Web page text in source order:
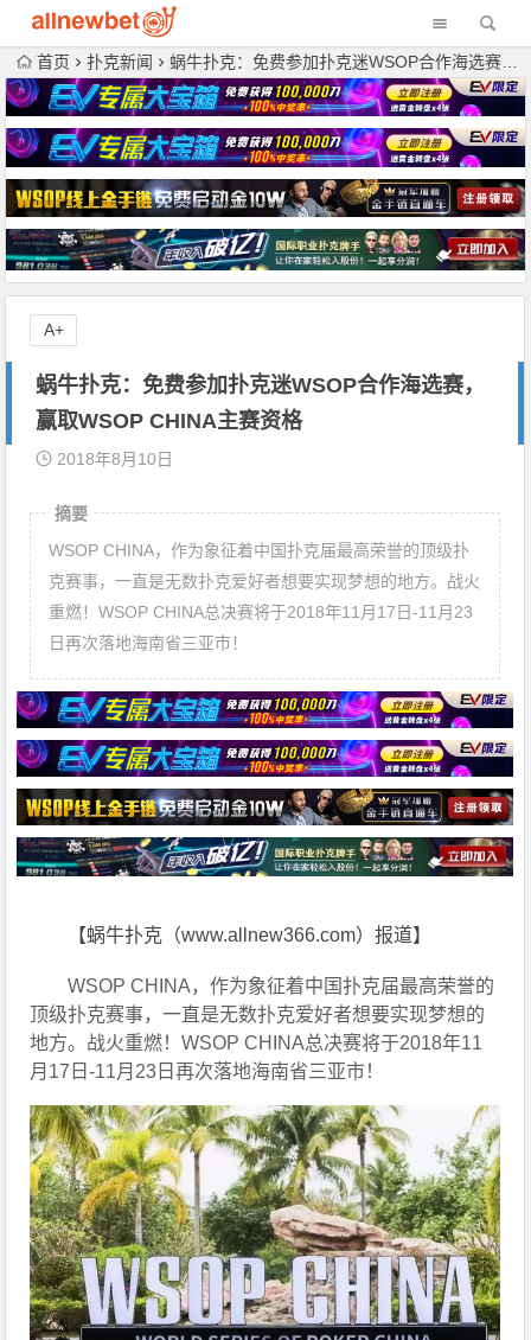
首页 扑克新闻 蜗牛扑克：免费参加扑克迷WSOP合作海选赛，赢取WSOP CHINA主赛资格
蜗牛扑克：免费参加扑克迷WSOP合作海选赛，
赢取WSOP CHINA主赛资格
2018年8月10日
摘要
WSOP CHINA，作为象征着中国扑克届最高荣誉的顶级扑
克赛事，一直是无数扑克爱好者想要实现梦想的地方。战火
重燃！WSOP CHINA总决赛将于2018年11月17日-11月23
日再次落地海南省三亚市！
【蜗牛扑克（www.allnew366.com）报道】
WSOP CHINA，作为象征着中国扑克届最高荣誉的
顶级扑克赛事，一直是无数扑克爱好者想要实现梦想的
地方。战火重燃！WSOP CHINA总决赛将于2018年11
月17日-11月23日再次落地海南省三亚市！
A+